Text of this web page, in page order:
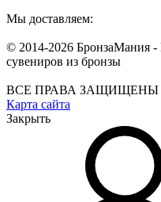
Мы доставляем:
© 2014-2026 БронзаМания -
сувениров из бронзы
ВСЕ ПРАВА ЗАЩИЩЕНЫ
Карта сайта
Закрыть